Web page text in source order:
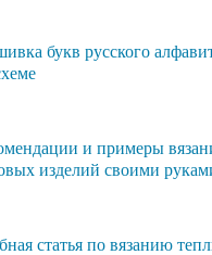
букв русского
и примеры
изделий своими
статья по вязанию